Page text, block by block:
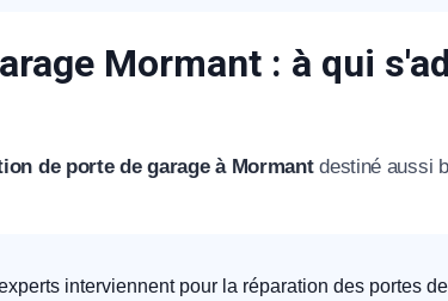
Mormant : à qui
de porte de garage à Mormantdestiné aussi
interviennent pour la réparation des portes